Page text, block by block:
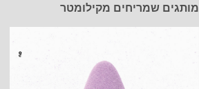
מותגים שמריחים מקילומטר